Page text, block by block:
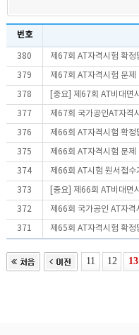
번호
380 제67회 AT자격시험 확정
379 제67회 AT자격시험 문
378 [중요] 제67회 AT비대면
377 제67회 국가공인AT자격
376 제66회 AT자격시험 확정
375 제66회 AT자격시험 문
374 제66회 AT시험 원서접수
373 [중요] 제66회 AT비대면
372 제66회 국가공인 AT자격
371 제65회 AT자격시험 확정
11 12 13